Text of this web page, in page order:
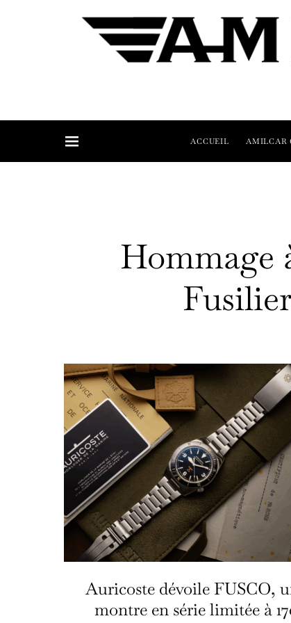
ACCUEIL AMILCAR
Hommage
Auricoste dévoile FUSCO,
montre en série limitée à